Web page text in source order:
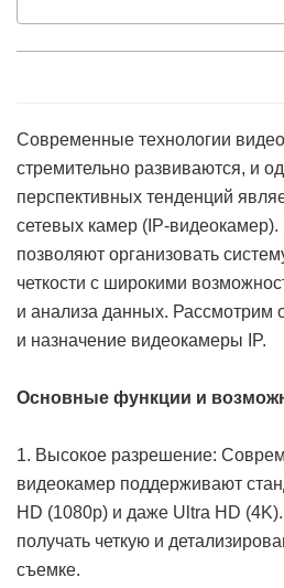
Современные технологии
стремительно развиваются, и
перспективных тенденций
сетевых камер (IP-видеокамер).
позволяют организовать
четкости с широкими
и анализа данных. Рассмотрим
и назначение видеокамеры IP.
Основные функции и
1. Высокое разрешение:
видеокамер поддерживают
HD (1080p) и даже Ultra HD
получать четкую и
съемке.